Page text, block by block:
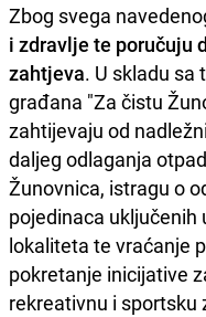
Zbog svega
i zdravlje te poručuju
zahtjeva. U skladu sa
građana "Za čistu
zahtijevaju od
daljeg odlaganja
Žunovnica, istragu o
pojedinaca uključenih
lokaliteta te vraćanje
pokretanje inicijative
rekreativnu i sportsku